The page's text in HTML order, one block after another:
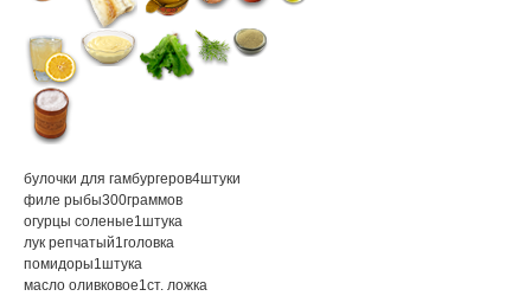
булочки для гамбургеров4штуки
филе рыбы300граммов
огурцы соленые1 штука
лук репчатый1 головка
помидоры1 штука
масло оливковое1 ст. ложка